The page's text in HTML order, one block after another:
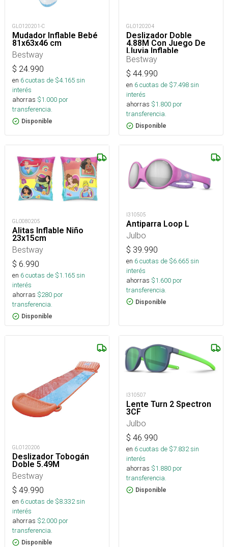
GLO120201-C
Mudador Inflable Bebé
81x63x46 cm
Bestway
$ 24.990
en 6cuotas de $4.165sin
interés
ahorras $1.000 por
transferencia.
Disponible
GLO120204
Deslizador Doble
4.88M Con Juego De
Lluvia Inflable
Bestway
$ 44.990
en 6cuotas de $7.498sin
interés
ahorras $1.800 por
transferencia.
Disponible
GLO080205
Alitas Inflable Niño
23x15cm
Bestway
$ 6.990
en 6cuotas de $1.165sin
interés
ahorras $280 por
transferencia.
Disponible
I310505
Antiparra Loop L
Julbo
$ 39.990
en 6cuotas de $6.665sin
interés
ahorras $1.600 por
transferencia.
Disponible
GLO120206
Deslizador Tobogán
Doble 5.49M
Bestway
$ 49.990
en 6cuotas de $8.332sin
interés
ahorras $2.000 por
transferencia.
Disponible
I310507
Lente Turn 2 Spectron
3CF
Julbo
$ 46.990
en 6cuotas de $7.832sin
interés
ahorras $1.880 por
transferencia.
Disponible